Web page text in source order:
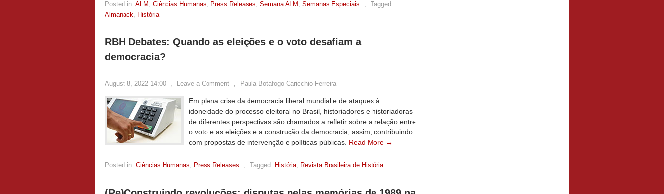
Posted in: ALM , Ciências Humanas, Press Releases, Semana ALM , Semanas Especiais ,
Tagged:
Almanack, História
RBH Debates: Quando as eleições e o voto desafiam a
democracia?
August 8, 2022 14:00 , Leave a Comment , Paula Botafogo Caricchio Ferreira
Em plena crise da democracia liberal mundial e de ataques à
idoneidade do processo eleitoral no Brasil, historiadores e historiadoras
de diferentes perspectivas são chamados a refletir sobre a relação entre
o voto e as eleições e a construção da democracia, assim, contribuindo
com propostas de intervenção e políticas públicas. Read More →
Posted in: Ciências Humanas, Press Releases , Tagged: História, Revista Brasileira de História